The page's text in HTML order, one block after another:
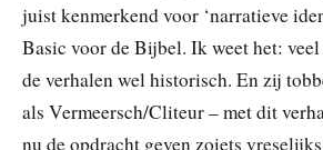
juist kenmerkend voor ‘narratieve
Basic voor de Bijbel. Ik weet het:
de verhalen wel historisch. En zij
als Vermeersch/Cliteur – met dit
nu de opdracht geven zoiets